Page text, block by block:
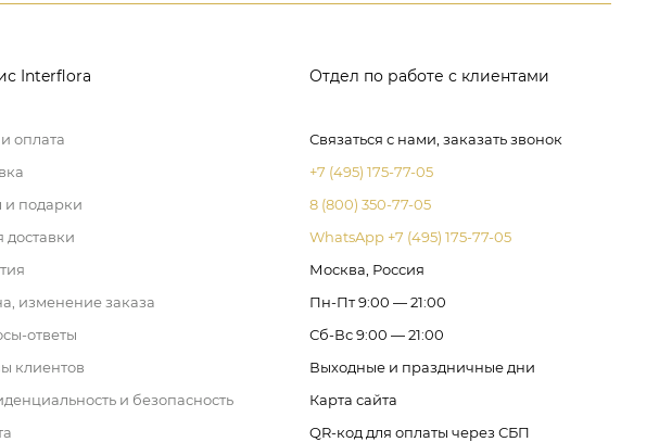
Interflora
оплата
и подарки
доставки
изменение заказа
ответы
клиентов
и безопасность
Отдел по работе с клиентами
Связаться с нами, заказать звонок
+7 (495) 175-77-05
8 (800) 350-77-05
WhatsApp +7 (495) 175-77-05
Москва, Россия
Пн-Пт 9:00 — 21:00
Сб-Вс 9:00 — 21:00
Выходные и праздничные дни
Карта сайта
QR-код для оплаты через СБП